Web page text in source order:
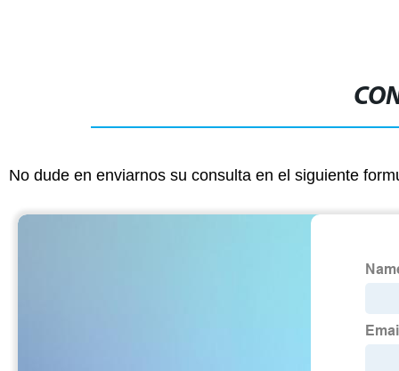
No dude en enviarnos su consulta en el siguiente